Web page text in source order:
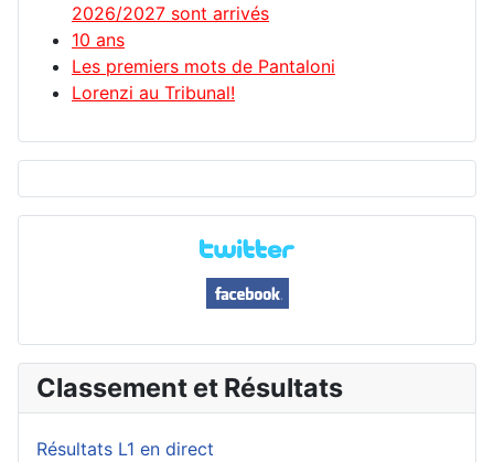
2026/2027 sont arrivés
10 ans
Les premiers mots de Pantaloni
Lorenzi au Tribunal!
Classement et Résultats
Résultats L1 en direct